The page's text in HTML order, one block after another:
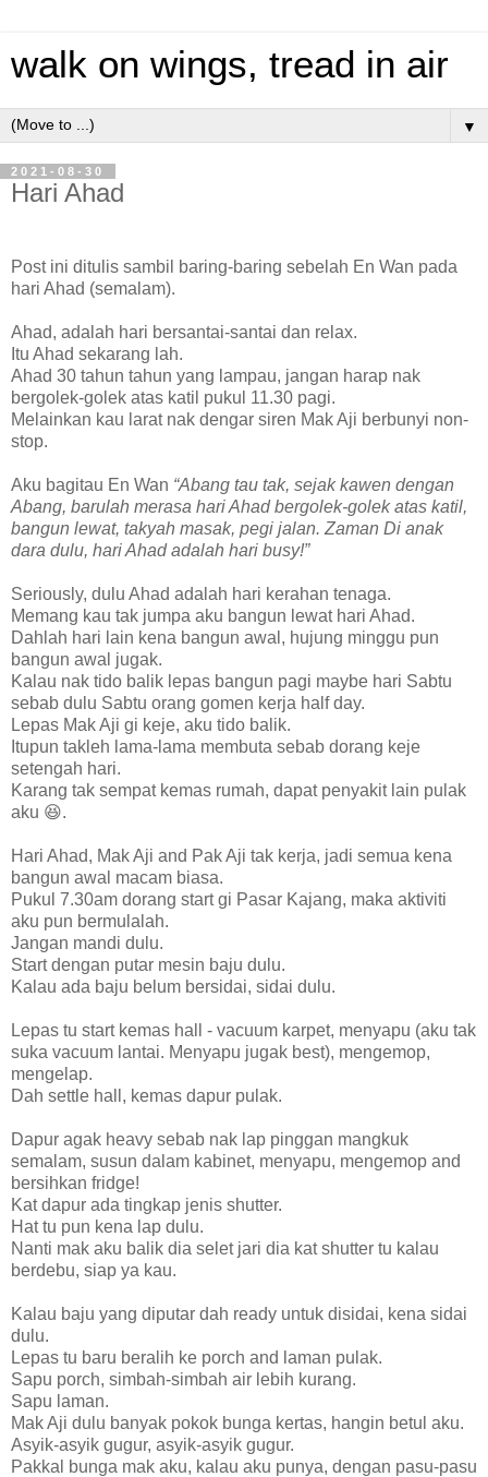
walk on wings, tread in air
▼
2021-08-30
Hari Ahad
Post ini ditulis sambil baring-baring sebelah En Wan pada
hari Ahad (semalam).
Ahad, adalah hari bersantai-santai dan relax.
Itu Ahad sekarang lah.
Ahad 30 tahun tahun yang lampau, jangan harap nak
bergolek-golek atas katil pukul 11.30 pagi.
Melainkan kau larat nak dengar siren Mak Aji berbunyi non-
stop.
Aku bagitau En Wan “Abang tau tak, sejak kawen dengan
Abang, barulah merasa hari Ahad bergolek-golek atas katil,
bangun lewat, takyah masak, pegi jalan. Zaman Di anak
dara dulu, hari Ahad adalah hari busy!”
Seriously, dulu Ahad adalah hari kerahan tenaga.
Memang kau tak jumpa aku bangun lewat hari Ahad.
Dahlah hari lain kena bangun awal, hujung minggu pun
bangun awal jugak.
Kalau nak tido balik lepas bangun pagi maybe hari Sabtu
sebab dulu Sabtu orang gomen kerja half day.
Lepas Mak Aji gi keje, aku tido balik.
Itupun takleh lama-lama membuta sebab dorang keje
setengah hari.
Karang tak sempat kemas rumah, dapat penyakit lain pulak
aku 😆.
Hari Ahad, Mak Aji and Pak Aji tak kerja, jadi semua kena
bangun awal macam biasa.
Pukul 7.30am dorang start gi Pasar Kajang, maka aktiviti
aku pun bermulalah.
Jangan mandi dulu.
Start dengan putar mesin baju dulu.
Kalau ada baju belum bersidai, sidai dulu.
Lepas tu start kemas hall - vacuum karpet, menyapu (aku tak
suka vacuum lantai. Menyapu jugak best), mengemop,
mengelap.
Dah settle hall, kemas dapur pulak.
Dapur agak heavy sebab nak lap pinggan mangkuk
semalam, susun dalam kabinet, menyapu, mengemop and
bersihkan fridge!
Kat dapur ada tingkap jenis shutter.
Hat tu pun kena lap dulu.
Nanti mak aku balik dia selet jari dia kat shutter tu kalau
berdebu, siap ya kau.
Kalau baju yang diputar dah ready untuk disidai, kena sidai
dulu.
Lepas tu baru beralih ke porch and laman pulak.
Sapu porch, simbah-simbah air lebih kurang.
Sapu laman.
Mak Aji dulu banyak pokok bunga kertas, hangin betul aku.
Asyik-asyik gugur, asyik-asyik gugur.
Pakkal bunga mak aku, kalau aku punya, dengan pasu-pasu